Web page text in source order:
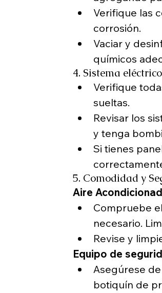
Verifique las
corrosión.
Vaciar y
químicos
4. Sistema eléctrico
Verifique
sueltas.
Revisar los
y tenga
Si tienes
5. Comodidad y
Aire
Compruebe
necesario.
Revise y
Equipo de
Asegúrese
botiquín de